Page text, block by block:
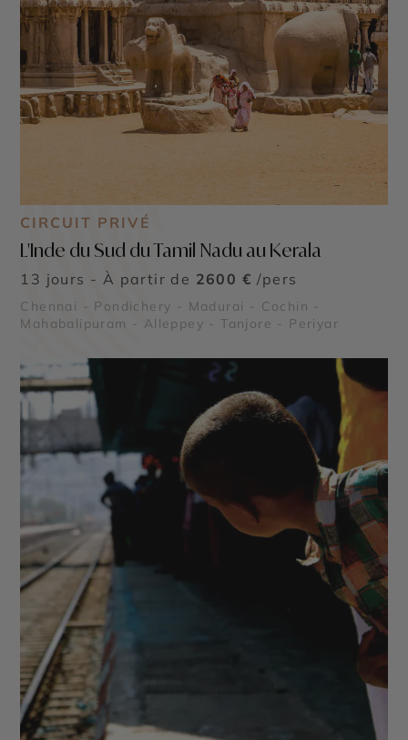
CIRCUIT PRIVÉ
L'Inde du Sud du Tamil Nadu au Kerala
13 jours - À partir de 2600 € /pers
Chennai - Pondichery - Madurai - Cochin -
Mahabalipuram - Alleppey - Tanjore - Periyar